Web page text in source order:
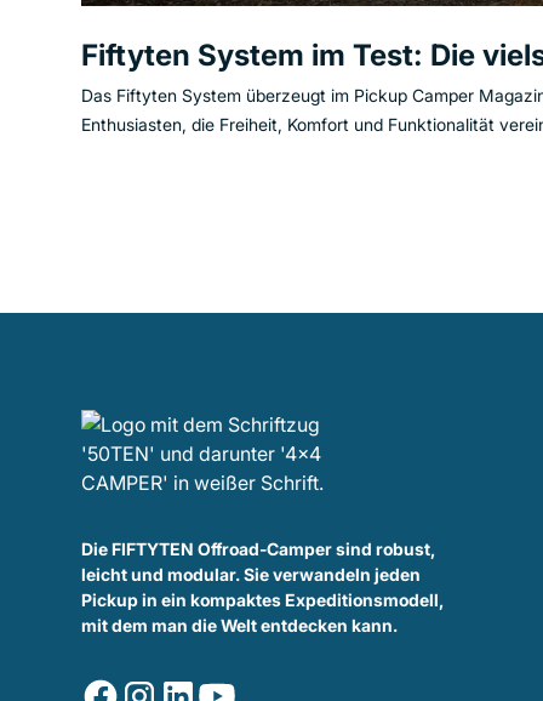
Fiftyten System im Test: Die
Das Fiftyten System überzeugt im Pickup Camper
Enthusiasten, die Freiheit, Komfort und Funktionalität
Die FIFTYTEN Offroad-Camper sind robust,
leicht und modular. Sie verwandeln jeden
Pickup in ein kompaktes Expeditionsmodell,
mit dem man die Welt entdecken kann.